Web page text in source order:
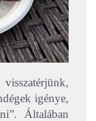
igénye,
Általában